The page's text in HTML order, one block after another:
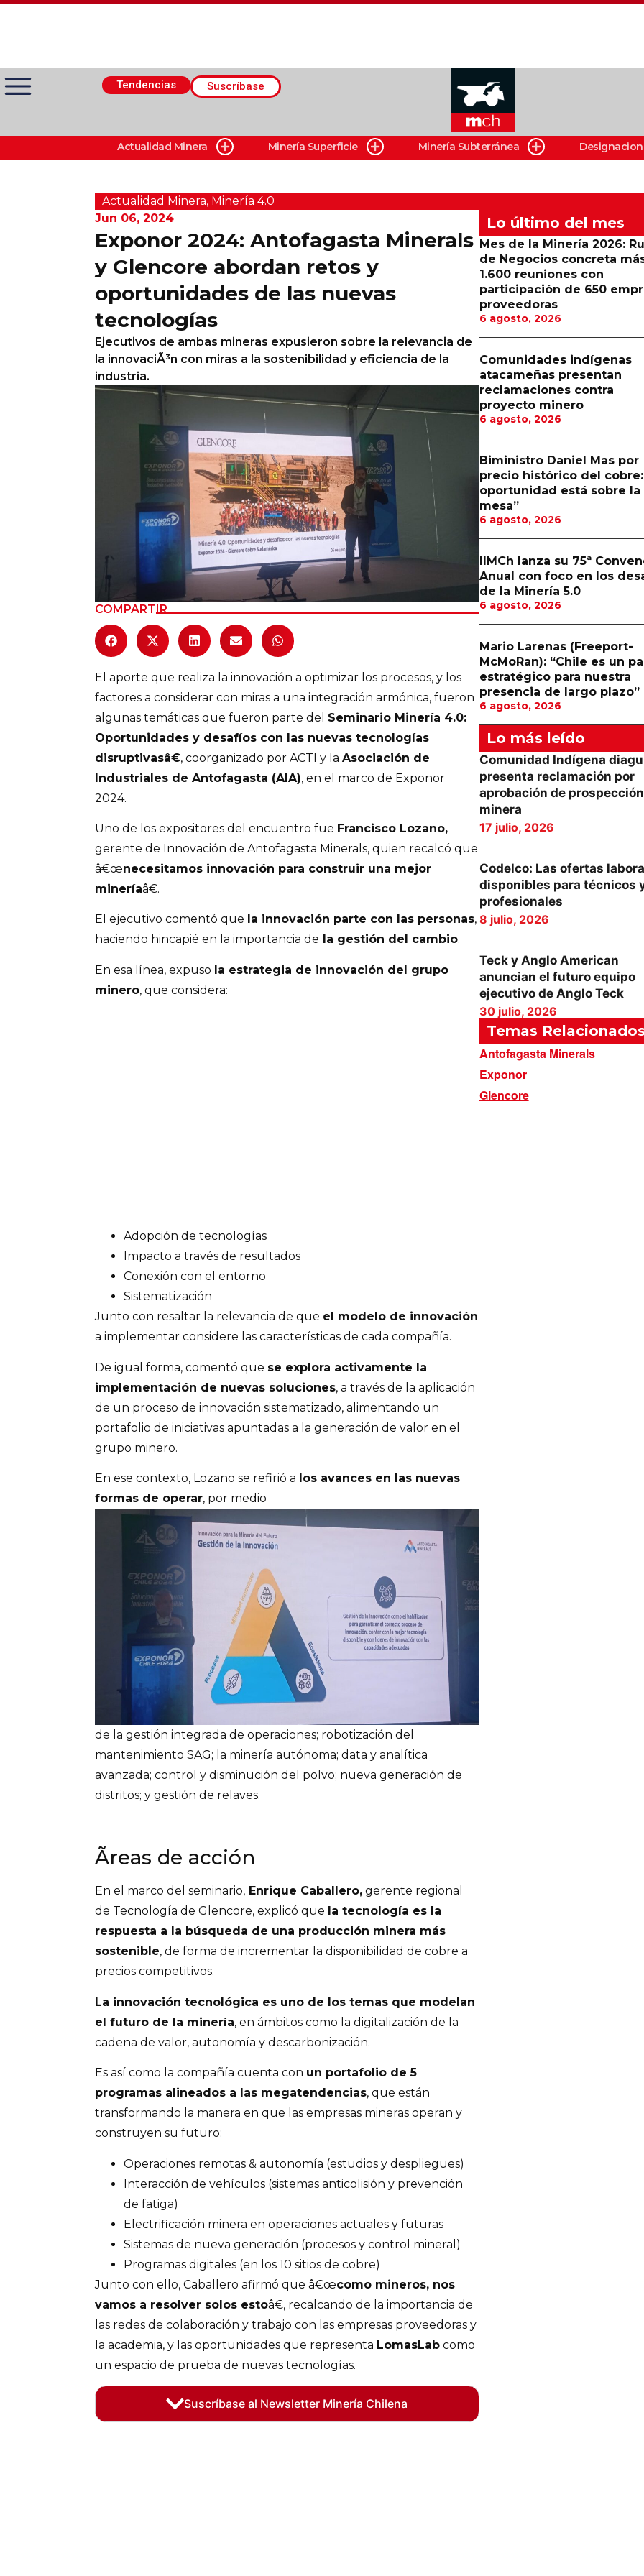
Tendencias Suscríbase
Actualidad Minera
Minería Superficie
Minerí­a Subterránea
Columnas de Opinión
Actualidad Minera Minería Superficie Minería Subterránea
Actualidad Minera, Minerí­a 4.0
Jun 06, 2024
Exponor 2024: Antofagasta Minerals
y Glencore abordan retos y
oportunidades de las nuevas
tecnologías
Ejecutivos de ambas mineras expusieron sobre la relevancia de
la innovaciÃ³n con miras a la sostenibilidad y eficiencia de la
industria.
COMPARTIR
El aporte que realiza la innovación a optimizar los procesos, y los
factores a considerar con miras a una integración armónica, fueron
algunas temáticas que fueron parte del Seminario Minería 4.0:
Oportunidades y desafíos con las nuevas tecnologías
disruptivasâ€, coorganizado por ACTI y la Asociación de
Industriales de Antofagasta (AIA), en el marco de Exponor
2024.
Uno de los expositores del encuentro fue Francisco Lozano,
gerente de Innovación de Antofagasta Minerals, quien recalcó que
â€œnecesitamos innovación para construir una mejor
mineríaâ€.
El ejecutivo comentó que la innovación parte con las personas,
haciendo hincapié en la importancia de la gestión del cambio.
En esa línea, expuso la estrategia de innovación del grupo
minero, que considera:
Adopción de tecnologías
Impacto a través de resultados
Conexión con el entorno
Sistematización
Junto con resaltar la relevancia de que el modelo de innovación
a implementar considere las características de cada compañía.
De igual forma, comentó que se explora activamente la
implementación de nuevas soluciones, a través de la aplicación
de un proceso de innovación sistematizado, alimentando un
portafolio de iniciativas apuntadas a la generación de valor en el
grupo minero.
En ese contexto, Lozano se refirió a los avances en las nuevas
formas de operar, por medio
de la gestión integrada de operaciones; robotización del
mantenimiento SAG; la minería autónoma; data y analítica
avanzada; control y disminución del polvo; nueva generación de
distritos; y gestión de relaves.
Ãreas de acción
En el marco del seminario, Enrique Caballero, gerente regional
de Tecnología de Glencore, explicó que la tecnología es la
respuesta a la búsqueda de una producción minera más
sostenible, de forma de incrementar la disponibilidad de cobre a
precios competitivos.
La innovación tecnológica es uno de los temas que modelan
el futuro de la minería, en ámbitos como la digitalización de la
cadena de valor, autonomía y descarbonización.
Es así como la compañía cuenta con un portafolio de 5
programas alineados a las megatendencias, que están
transformando la manera en que las empresas mineras operan y
construyen su futuro:
Operaciones remotas & autonomía (estudios y despliegues)
Interacción de vehículos (sistemas anticolisión y prevención
de fatiga)
Electrificación minera en operaciones actuales y futuras
Sistemas de nueva generación (procesos y control mineral)
Programas digitales (en los 10 sitios de cobre)
Junto con ello, Caballero afirmó que â€œcomo mineros, nos
vamos a resolver solos estoâ€, recalcando de la importancia de
las redes de colaboración y trabajo con las empresas proveedoras y
la academia, y las oportunidades que representa LomasLab como
un espacio de prueba de nuevas tecnologías.
Suscríbase al Newsletter Minería Chilena
Lo último del mes
Mes de la Minería 2026:
de Negocios concreta
1.600 reuniones con
participación de 650
proveedoras
6 agosto, 2026
Comunidades indígenas
atacameñas presentan
reclamaciones contra
proyecto minero
6 agosto, 2026
Biministro Daniel Mas por
precio histórico del cobre:
oportunidad está sobre la
mesa”
6 agosto, 2026
IIMCh lanza su 75ª
Anual con foco en los
de la Minería 5.0
6 agosto, 2026
Mario Larenas (Freeport-
McMoRan): “Chile es un
estratégico para nuestra
presencia de largo plazo”
6 agosto, 2026
Lo más leído
Comunidad Indígena
presenta reclamación por
aprobación de prospección
minera
17 julio, 2026
Codelco: Las ofertas
disponibles para técnicos
profesionales
8 julio, 2026
Teck y Anglo American
anuncian el futuro equipo
ejecutivo de Anglo Teck
30 julio, 2026
Temas Relacionados
Antofagasta Minerals
Exponor
Glencore